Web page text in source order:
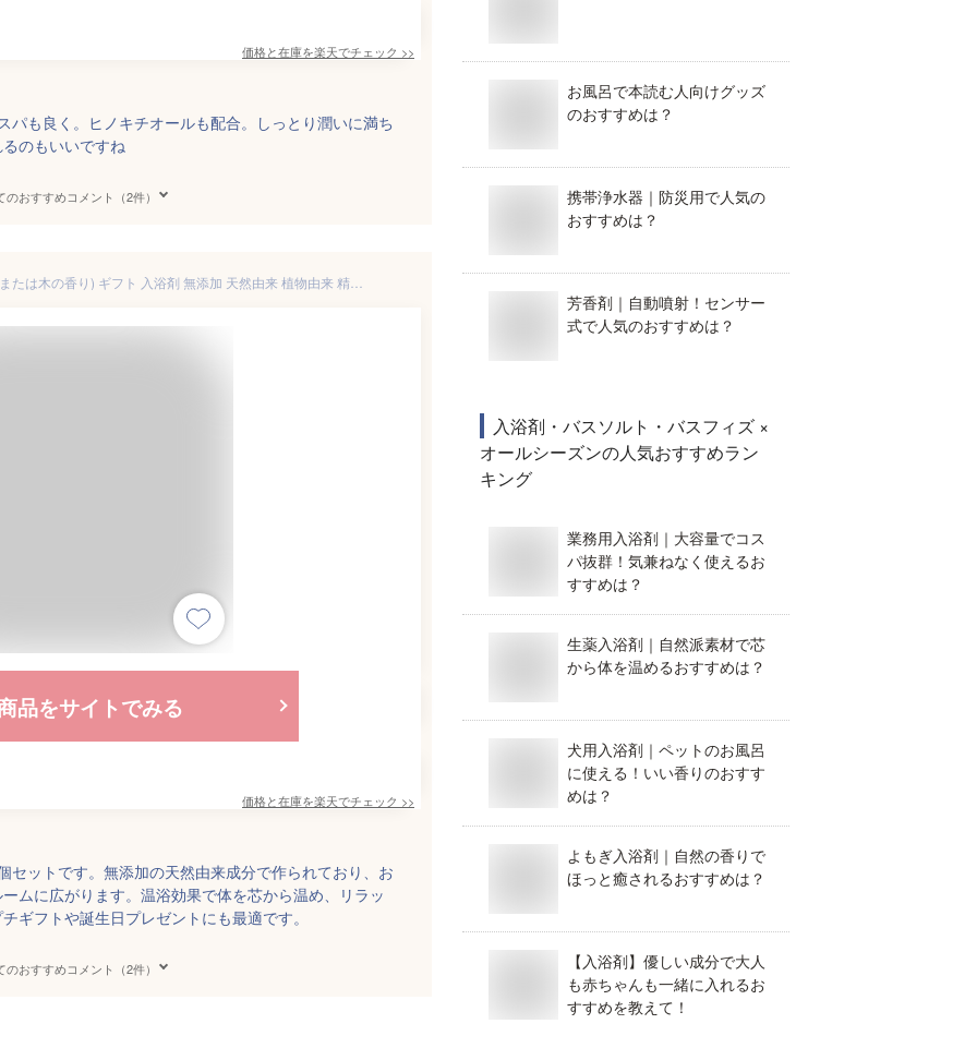
価格と在庫を楽天でチェック >>
パも良く。ヒノキチオールも配合。しっとり潤いに満ち
のもいいですね
のおすすめコメント（2件）
品をサイトでみる
価格と在庫を楽天でチェック >>
セットです。無添加の天然由来成分で作られており、お
ムに広がります。温浴効果で体を芯から温め、リラッ
ギフトや誕生日プレゼントにも最適です。
のおすすめコメント（2件）
お風呂で本読む人向けグッズ
のおすすめは？
携帯浄水器｜防災用で人気の
おすすめは？
芳香剤｜自動噴射！センサー
式で人気のおすすめは？
入浴剤・バスソルト・バスフィズ ×
オールシーズンの人気おすすめラン
キング
業務用入浴剤｜大容量でコス
パ抜群！気兼ねなく使えるお
すすめは？
生薬入浴剤｜自然派素材で芯
から体を温めるおすすめは？
犬用入浴剤｜ペットのお風呂
に使える！いい香りのおすす
めは？
よもぎ入浴剤｜自然の香りで
ほっと癒されるおすすめは？
【入浴剤】優しい成分で大人
も赤ちゃんも一緒に入れるお
すすめを教えて！